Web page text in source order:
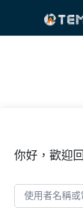
你好，歡迎